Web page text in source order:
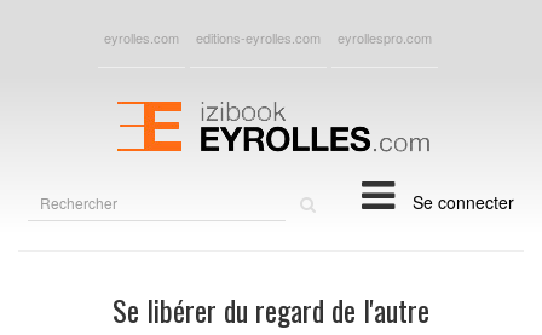
eyrolles.com editions-eyrolles.com eyrollespro.com
Se connecter
Se libérer du regard de l'autre